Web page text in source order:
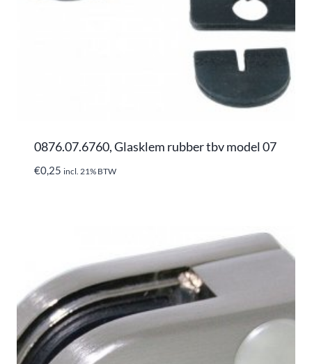
0876.07.6760, Glasklem rubber tbv model 07
€0,25 incl. 21% BTW